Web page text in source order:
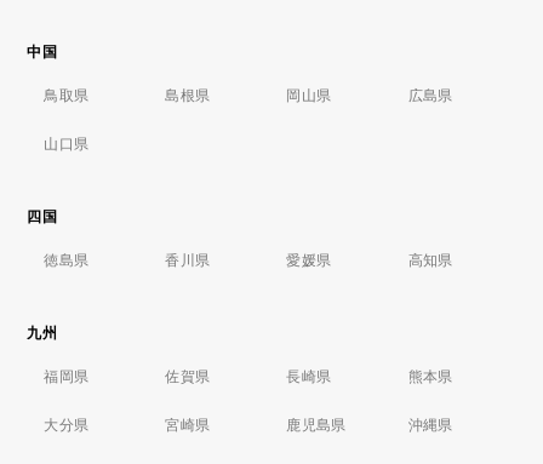
中国
鳥取県 島根県 岡山県 広島県
山口県
四国
徳島県 香川県 愛媛県 高知県
九州
福岡県 佐賀県 長崎県 熊本県
大分県 宮崎県 鹿児島県 沖縄県